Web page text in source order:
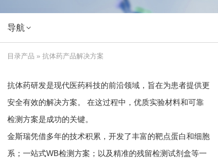
导航
目录产品 » 抗体药产品解决方案
抗体药研发是现代医药科技的前沿领域，旨在为患者提供更
安全有效的解决方案。 在这过程中，优质实验材料和可靠
检测方案是成功的关键。
金斯瑞凭借多年的技术积累，开发了丰富的靶点蛋白和细胞
系；一站式WB检测方案；以及精准的残留检测试剂盒等一